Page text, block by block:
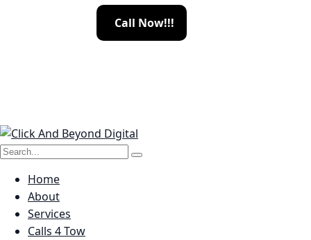
Call Now!!!
Home
About
Services
Calls 4 Tow